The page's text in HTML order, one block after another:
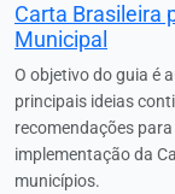
Carta Brasileira
Municipal
O objetivo do guia é
principais ideias
recomendações
implementação da
municípios.